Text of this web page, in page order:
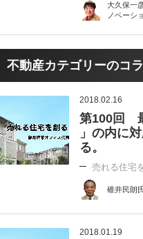
大久保一
ノベーシ
不動産カテゴリーのコ
2018.02.16
第100回
」の内に
る。
売れる住宅
碓井民朗
2018.01.19